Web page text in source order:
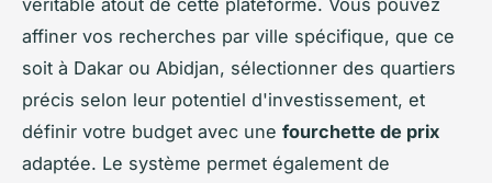
véritable atout de cette plateforme. Vous pouvez
affiner vos recherches par ville spécifique, que ce
soit à Dakar ou Abidjan, sélectionner des quartiers
précis selon leur potentiel d'investissement, et
définir votre budget avec une fourchette de prix
adaptée. Le système permet également de